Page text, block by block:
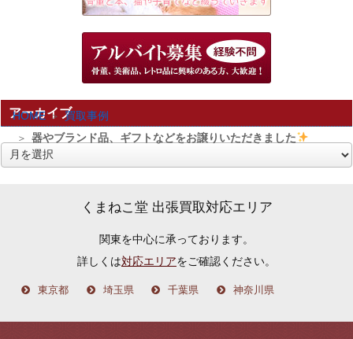
HOME
買取事例
器やブランド品、ギフトなどをお譲りいただきました
アーカイブ
くまねこ堂 出張買取対応エリア
関東を中心に承っております。
詳しくは対応エリアをご確認ください。
東京都 埼玉県 千葉県 神奈川県